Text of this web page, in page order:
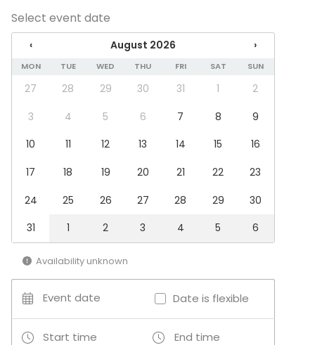
Recreation
Cabin trip / Retreat
Experience / Activity
Christmas Party
Venue type
Private dining room
Additional information about services and facilities
Kirjasto-kabinetti sopii rentoon juhlimiseen ja yhdessä
Kabinetti sijaitsee esiintymislavan vieressä, joten
musiikki kuuluu tilaan.
Ruokailevat tilaisuudet järjestetään Takasalin
puolella.
Select event date
‹ August 2026 ›
MON TUE WED THU FRI SAT SUN
27 28 29 30 31 1
2
3
4 5 6 7 8
9
10
11 12 13 14 15
16
17
18 19 20 21 22
23
24
25 26 27 28 29
30
31
1 2 3 4 5 6
Availability unknown
Event date Date is flexible
Start time End time